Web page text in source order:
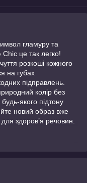
гламуру та
це так легко!
розкоші кожного
на губах
підправлень.
колір без
якого підтону
новий образ вже
здоров’я речовин.